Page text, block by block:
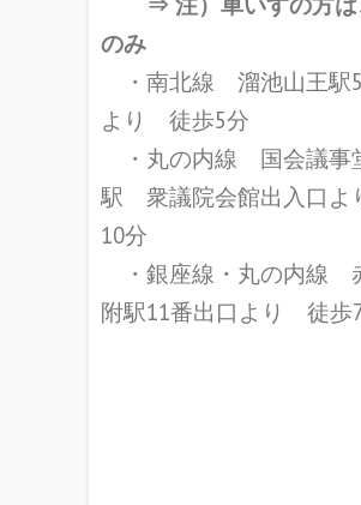
のみ
・南北線 溜池山王駅
より 徒歩5分
・丸の内線 国会議事
駅 衆議院会館出入口よ
10分
・銀座線・丸の内線
附駅11番出口より 徒歩